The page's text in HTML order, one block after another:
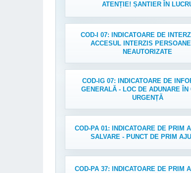
ATENȚIE! ȘANTIER ÎN
COD-I 07: INDICATOARE DE
ACCESUL INTERZIS
NEAUTORIZATE
COD-IG 07: INDICATOARE DE
GENERALĂ - LOC DE ADUNARE ÎN
URGENȚĂ
COD-PA 01: INDICATOARE DE PRIM
SALVARE - PUNCT DE PRIM
COD-PA 37: INDICATOARE DE PRIM